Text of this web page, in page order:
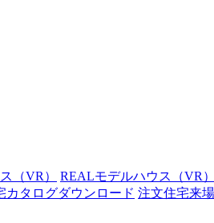
（VR） REALモデルハウス（VR）
カタログダウンロード 注文住宅来